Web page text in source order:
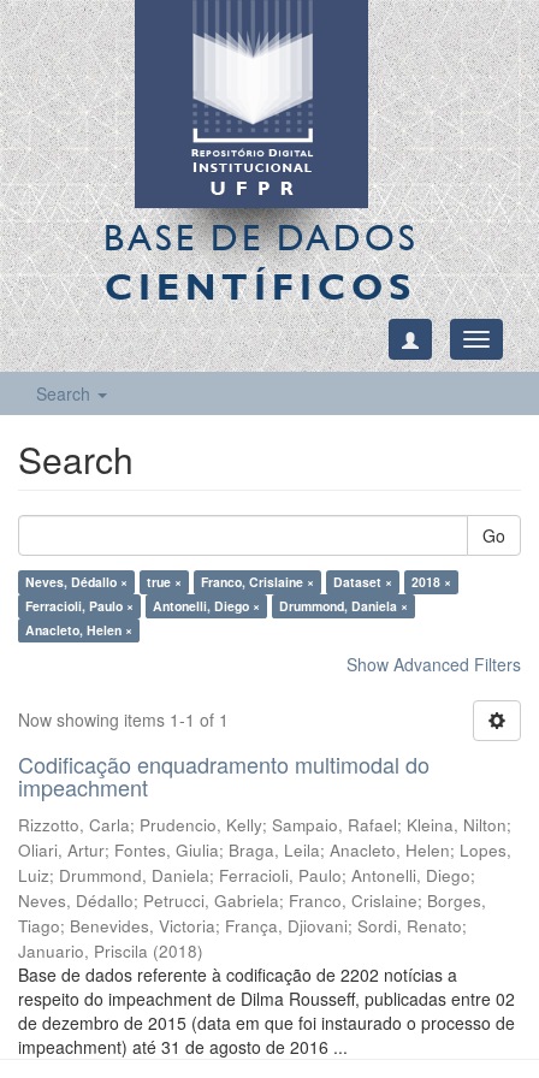
BASE DE DADOS
CIENTÍFICOS
Toggle
Search
Search
Go
Neves, Dédallo × true × Franco, Crislaine × Dataset ×
2018 ×
Ferracioli, Paulo ×
Antonelli, Diego ×
Drummond, Daniela ×
Anacleto, Helen ×
Show Advanced Filters
Now showing items 1-1 of 1
Codificação enquadramento multimodal do
impeachment
Rizzotto, Carla; Prudencio, Kelly; Sampaio, Rafael; Kleina, Nilton;
Oliari, Artur; Fontes, Giulia; Braga, Leila; Anacleto, Helen; Lopes,
Luiz; Drummond, Daniela; Ferracioli, Paulo; Antonelli, Diego;
Neves, Dédallo; Petrucci, Gabriela; Franco, Crislaine; Borges,
Tiago; Benevides, Victoria; França, Djiovani; Sordi, Renato;
Januario, Priscila (2018)
Base de dados referente à codificação de 2202 notícias a
respeito do impeachment de Dilma Rousseff, publicadas entre 02
de dezembro de 2015 (data em que foi instaurado o processo de
impeachment) até 31 de agosto de 2016 ...